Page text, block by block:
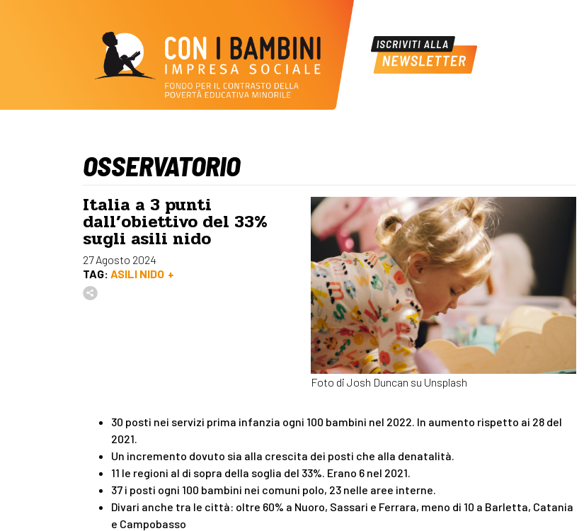
OSSERVATORIO
Italia a 3 punti
dall’obiettivo del 33%
sugli asili nido
27 Agosto 2024
TAG: ASILI NIDO
Foto di Josh Duncan su Unsplash
30 posti nei servizi prima infanzia ogni 100 bambini nel 2022. In aumento rispetto ai 28 del
2021.
Un incremento dovuto sia alla crescita dei posti che alla denatalità.
11 le regioni al di sopra della soglia del 33%. Erano 6 nel 2021.
37 i posti ogni 100 bambini nei comuni polo, 23 nelle aree interne.
Divari anche tra le città: oltre 60% a Nuoro, Sassari e Ferrara, meno di 10 a Barletta, Catania
e Campobasso